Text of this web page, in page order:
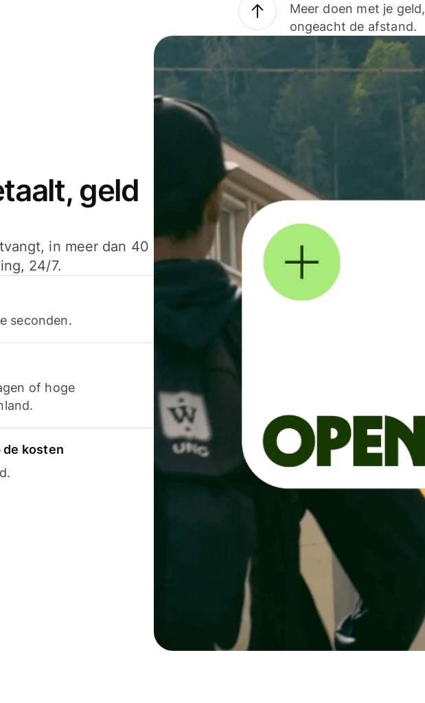
Meer doen met je geld,
ongeacht de afstand.
geld
in meer dan 40
24/7.
seconden.
of hoge
de kosten